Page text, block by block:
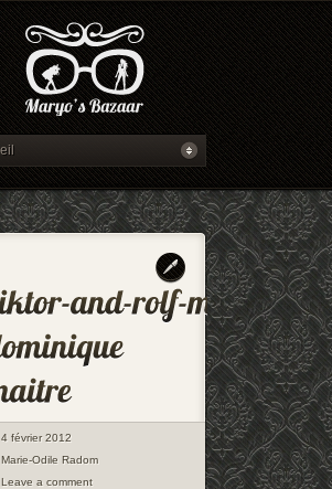
4 février 2012
Marie-Odile Radom
Leave a comment